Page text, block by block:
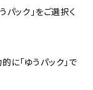
パック」をご選択く
に「ゆうパック」で